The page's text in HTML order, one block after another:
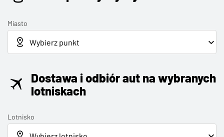
Miasto
Dostawa i odbiór aut na wybranych
lotniskach
Lotnisko